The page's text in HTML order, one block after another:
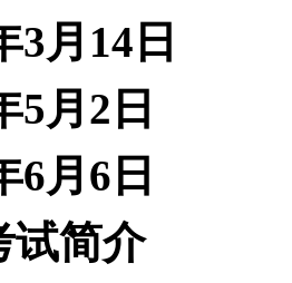
3月14日
5月2日
6月6日
试简介